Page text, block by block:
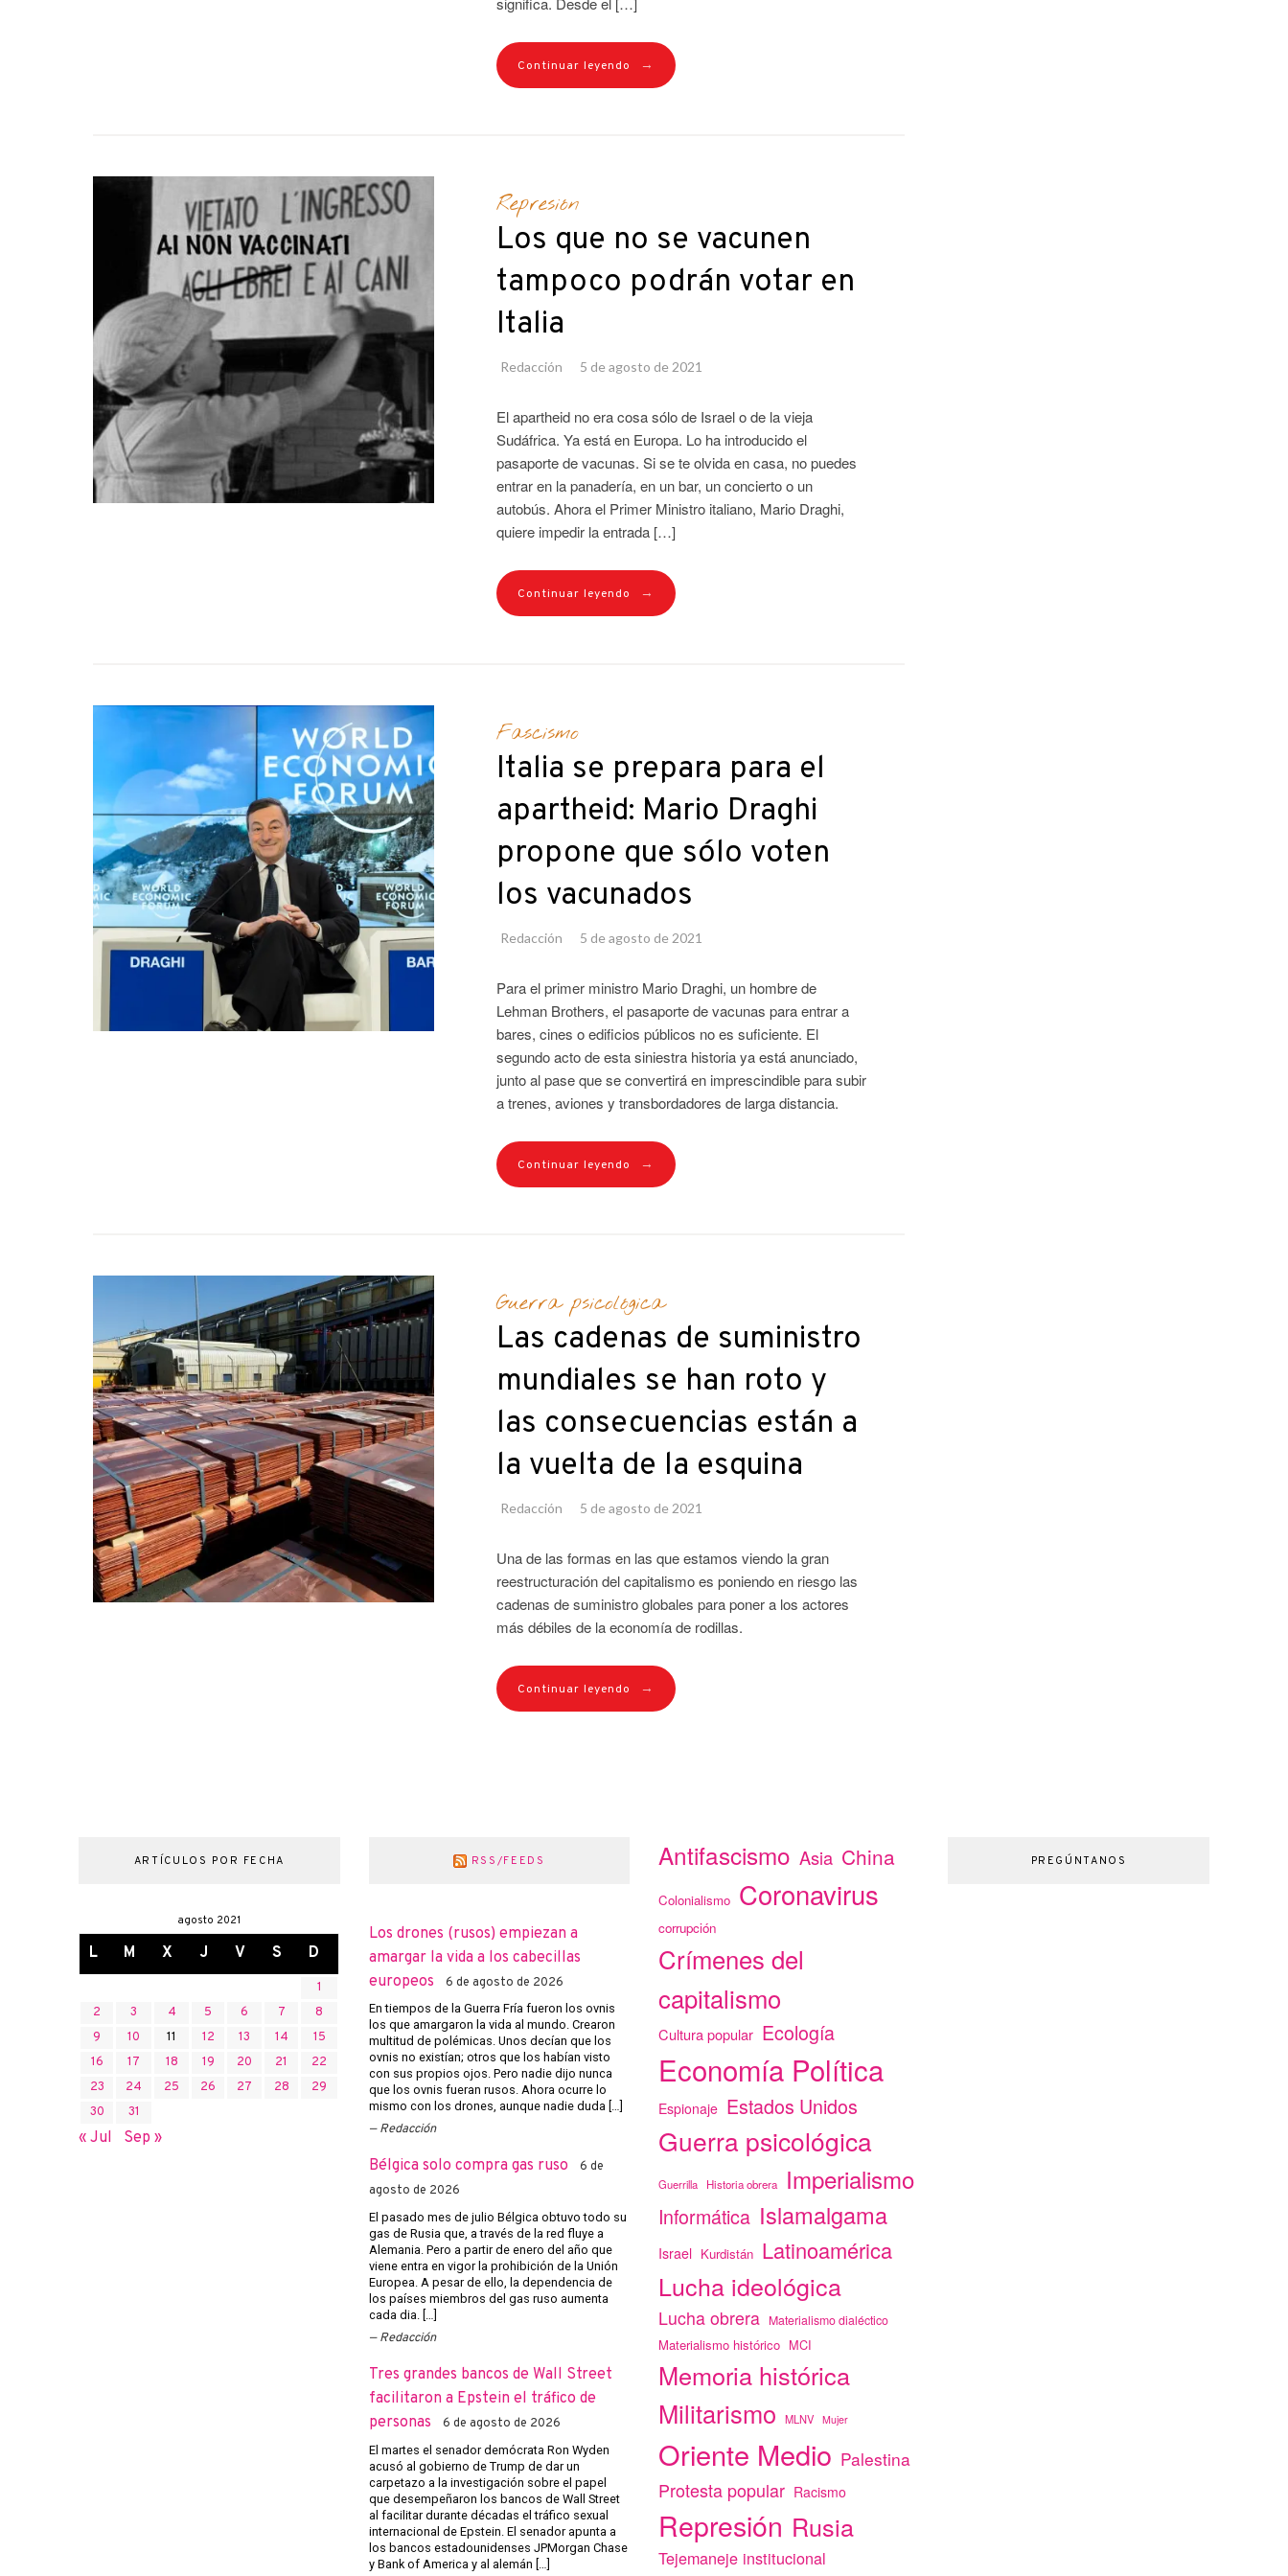
Continuar leyendo →
Represión
Los que no se vacunen
tampoco podrán votar en
Italia
Redacción 5 de agosto de 2021
El apartheid no era cosa sólo de Israel o de la vieja
Sudáfrica. Ya está en Europa. Lo ha introducido el
pasaporte de vacunas. Si se te olvida en casa, no puedes
entrar en la panadería, en un bar, un concierto o un
autobús. Ahora el Primer Ministro italiano, Mario Draghi,
quiere impedir la entrada […]
Continuar leyendo →
Fascismo
Italia se prepara para el
apartheid: Mario Draghi
propone que sólo voten
los vacunados
Redacción 5 de agosto de 2021
Para el primer ministro Mario Draghi, un hombre de
Lehman Brothers, el pasaporte de vacunas para entrar a
bares, cines o edificios públicos no es suficiente. El
segundo acto de esta siniestra historia ya está anunciado,
junto al pase que se convertirá en imprescindible para subir
a trenes, aviones y transbordadores de larga distancia.
Continuar leyendo →
Guerra psicológica
Las cadenas de suministro
mundiales se han roto y
las consecuencias están a
la vuelta de la esquina
Redacción 5 de agosto de 2021
Una de las formas en las que estamos viendo la gran
reestructuración del capitalismo es poniendo en riesgo las
cadenas de suministro globales para poner a los actores
más débiles de la economía de rodillas.
Continuar leyendo →
ARTÍCULOS POR FECHA
agosto 2021
L M X J V S D
1
2
3 4 5 6 7
8
9
10 11 12 13 14
15
16
17 18 19 20 21
22
23
24 25 26 27 28
29
30
31
« Jul Sep »
RSS/FEEDS
Los drones (rusos) empiezan a
amargar la vida a los cabecillas
europeos
6 de agosto de 2026
En tiempos de la Guerra Fría fueron los ovnis
los que amargaron la vida al mundo. Crearon
multitud de polémicas. Unos decían que los
ovnis no existían; otros que los habían visto
con sus propios ojos. Pero nadie dijo nunca
que los ovnis fueran rusos. Ahora ocurre lo
mismo con los drones, aunque nadie duda […]
Redacción
Bélgica solo compra gas ruso
6 de
agosto de 2026
El pasado mes de julio Bélgica obtuvo todo su
gas de Rusia que, a través de la red fluye a
Alemania. Pero a partir de enero del año que
viene entra en vigor la prohibición de la Unión
Europea. A pesar de ello, la dependencia de
los países miembros del gas ruso aumenta
cada dia. […]
Redacción
Tres grandes bancos de Wall Street
facilitaron a Epstein el tráfico de
personas
6 de agosto de 2026
El martes el senador demócrata Ron Wyden
acusó al gobierno de Trump de dar un
carpetazo a la investigación sobre el papel
que desempeñaron los bancos de Wall Street
al facilitar durante décadas el tráfico sexual
internacional de Epstein. El senador apunta a
los bancos estadounidenses JPMorgan Chase
y Bank of America y al alemán […]
Antifascismo Asia China
Colonialismo Coronavirus
corrupción
Crímenes del
capitalismo
Cultura popular Ecología
Economía Política
Espionaje Estados Unidos
Guerra psicológica
Guerrilla Historia obrera Imperialismo
Informática Islamalgama
Israel Kurdistán Latinoamérica
Lucha ideológica
Lucha obrera Materialismo dialéctico
Materialismo histórico MCI
Memoria histórica
Militarismo
MLNV Mujer
Oriente Medio Palestina
Protesta popular Racismo
Represión Rusia
Tejemaneje institucional
PREGÚNTANOS